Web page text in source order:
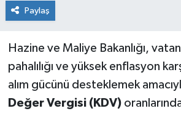
Paylaş
Hazine ve Maliye Bakanlığı,
pahalılığı ve yüksek enflasyon
alım gücünü desteklemek
Değer Vergisi (KDV)
Yaşam